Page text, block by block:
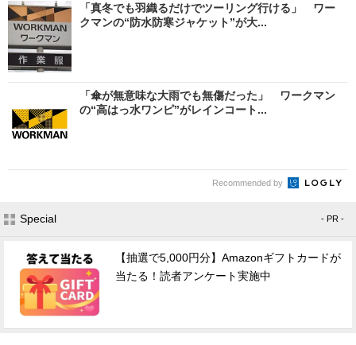
「真冬でも羽織るだけでツーリング行ける」 ワー
クマンの“防水防寒ジャケット”が大...
「傘が無意味な大雨でも無傷だった」 ワークマン
の“高はっ水ワンピ”がレインコート...
Recommended by
Special - PR -
【抽選で5,000円分】Amazonギフトカードが
当たる！読者アンケート実施中